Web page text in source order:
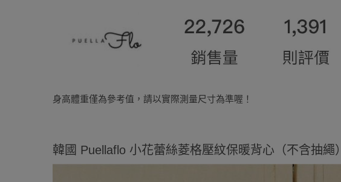
身高體重僅為參考值，請以實際測量尺寸為準喔！
韓國 Puellaflo 小花蕾絲菱格壓紋保暖背心（不含抽繩）